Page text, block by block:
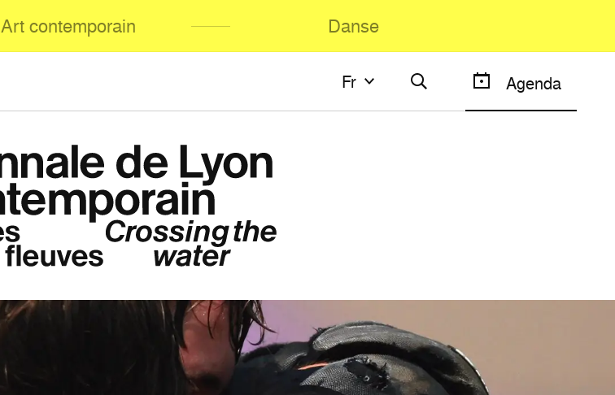
Art contemporain Danse
Fr
Fr Agenda